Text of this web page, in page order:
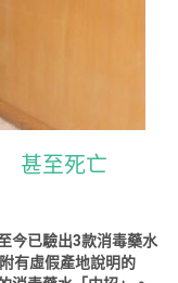
甚至死亡
今已驗出3款消毒藥水
有虛假產地說明的